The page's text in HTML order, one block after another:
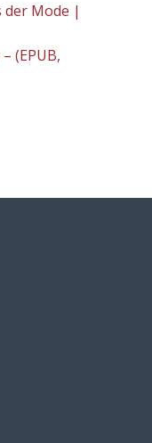
der Mode |
(EPUB,